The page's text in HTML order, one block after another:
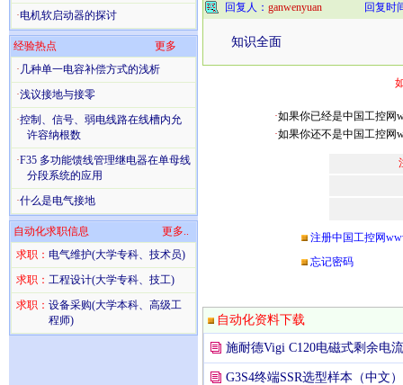
·电机软启动器的探讨
经验热点
更多
· 几种单一电容补偿方式的浅析
·浅议接地与接零
·控制、信号、弱电线路在线槽内允
许容纳根数
·F35 多功能馈线管理继电器在单母线
分段系统的应用
·什么是电气接地
自动化求职信息
更多..
求职： 电气维护(大学专科、技术员)
求职： 工程设计(大学专科、技工)
求职： 设备采购(大学本科、高级工
程师)
回复人： ganwenyuan 回复时
知识全面
·如果你已经是中国工控网
·如果你还不是中国工控网
注册中国工控网
忘记密码
自动化资料下载
施耐德Vigi C120电磁式剩余电
G3S4终端SSR选型样本（中文）